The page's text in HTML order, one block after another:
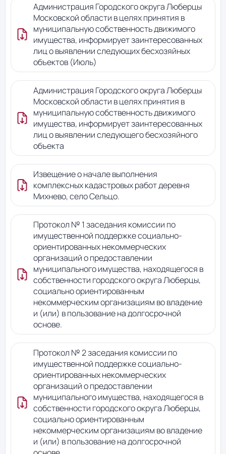
Администрация Городского округа Люберцы
Московской области в целях принятия в
муниципальную собственность движимого
имущества, информирует заинтересованных
лиц о выявлении следующих бесхозяйных
объектов (Июль)
Администрация Городского округа Люберцы
Московской области в целях принятия в
муниципальную собственность движимого
имущества, информирует заинтересованных
лиц о выявлении следующего бесхозяйного
объекта
Извещение о начале выполнения
комплексных кадастровых работ деревня
Михнево, село Сельцо.
Протокол № 1 заседания комиссии по
имущественной поддержке социально-
ориентированных некоммерческих
организаций о предоставлении
муниципального имущества, находящегося в
собственности городского округа Люберцы,
социально ориентированным
некоммерческим организациям во владение
и (или) в пользование на долгосрочной
основе.
Протокол № 2 заседания комиссии по
имущественной поддержке социально-
ориентированных некоммерческих
организаций о предоставлении
муниципального имущества, находящегося в
собственности городского округа Люберцы,
социально ориентированным
некоммерческим организациям во владение
и (или) в пользование на долгосрочной